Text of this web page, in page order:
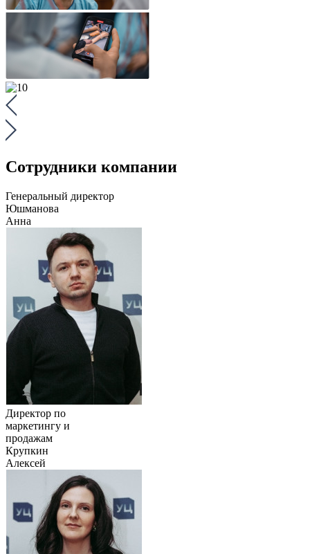
Сотрудники компании
Генеральный директор
Юшманова
Анна
Директор по
маркетингу и
продажам
Крупкин
Алексей